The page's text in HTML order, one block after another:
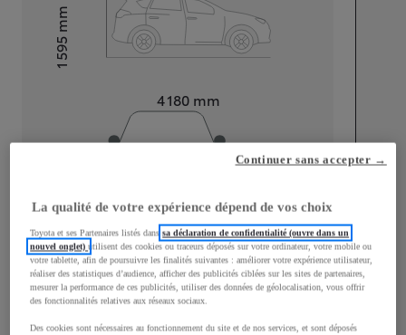
4 180 mm
Hauteur1 595
mm
Largeur
1 765mm
La qualité de votre expérience dépend de vos choix
Toyota et ses Partenaires listés danssa déclaration de confidentialité (ouvre dans un
nouvel onglet)utilisent des cookies ou traceurs déposés sur votre ordinateur, votre mobile ou
votre tablette, afin de poursuivre les finalités suivantes : améliorer votre expérience utilisateur,
réaliser des statistiques d’audience, afficher des publicités ciblées sur les sites de partenaires,
mesurer la performance de ces publicités, utiliser des données de géolocalisation, vous offrir
des fonctionnalités relatives aux réseaux sociaux.
Des cookies sont nécessaires au fonctionnement du site et de nos services, et sont déposés
Continuer sans accepter →